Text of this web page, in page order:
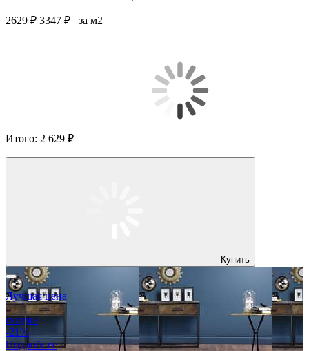
2629 ₽ 3347 ₽ за м2
Итого: 2 629 ₽
Купить
Лучшая цена
скидка
-21%
Подробнее